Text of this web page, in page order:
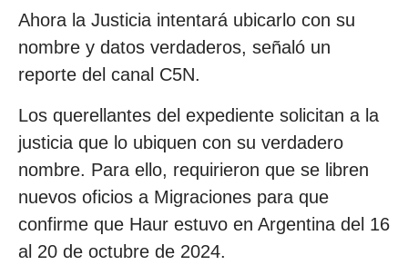
Ahora la Justicia intentará ubicarlo con su
nombre y datos verdaderos, señaló un
reporte del canal C5N.
Los querellantes del expediente solicitan a la
justicia que lo ubiquen con su verdadero
nombre. Para ello, requirieron que se libren
nuevos oficios a Migraciones para que
confirme que Haur estuvo en Argentina del 16
al 20 de octubre de 2024.